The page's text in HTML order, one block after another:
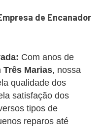
de Encanador
Com anos de
Três Marias, nossa
qualidade dos
satisfação dos
tipos de
reparos até